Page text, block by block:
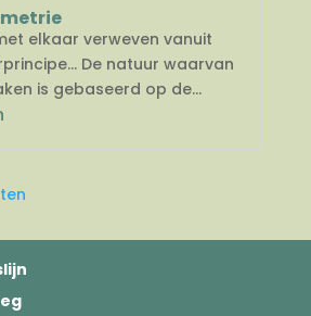
elkaar verweven vanuit
De natuur waarvan
is gebaseerd op de...